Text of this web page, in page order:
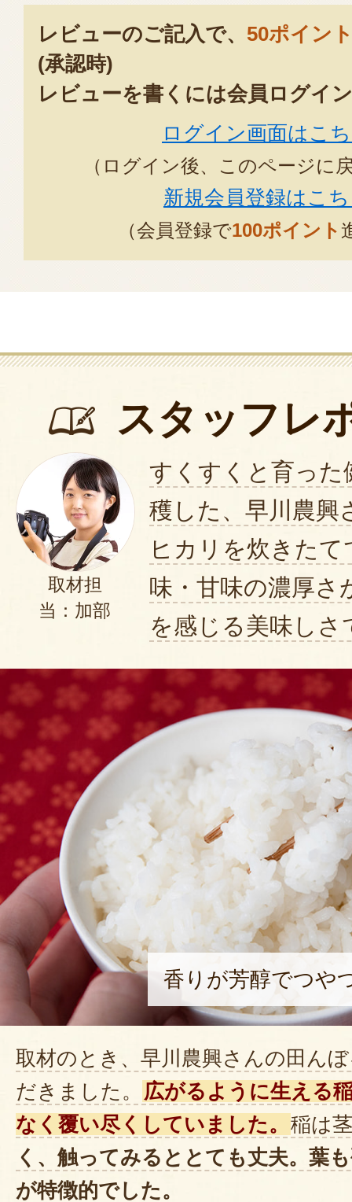
2026年02月
もっちりつやつやで食べ応えのあ
りがたく頂いております。
送料込みでこのお値段この質はお
ありがとうございます。
2026年01月
レビューのご記入で、 50ポイン
(承認時)
レビューを書くには会員ログイ
ログイン画面はこ
（ログイン後、このページに
新規会員登録はこ
（会員登録で100ポイント
スタッフレ
取材担
当：加部
すくすくと育った
穫した、早川農興
ヒカリを炊きた
味・甘味の濃厚さ
を感じる美味しさ
香りが芳醇でつや
取材のとき、早川農興さんの田ん
だきました。
広がるように生える
なく覆い尽くしていました。 稲は
く 、触ってみると とても丈夫。葉
が特徴的でした。